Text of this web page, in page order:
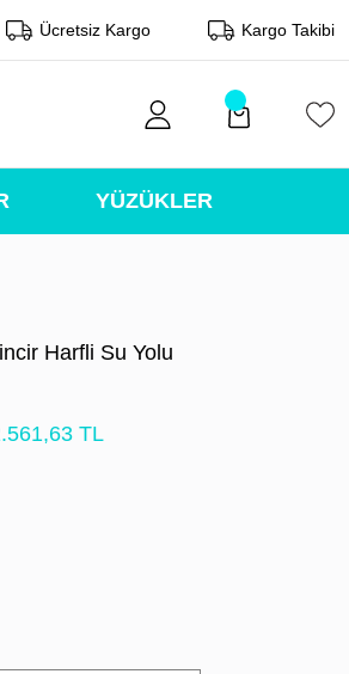
Ücretsiz Kargo Kargo Takibi
YÜZÜKLER
Harfli Su Yolu
TL